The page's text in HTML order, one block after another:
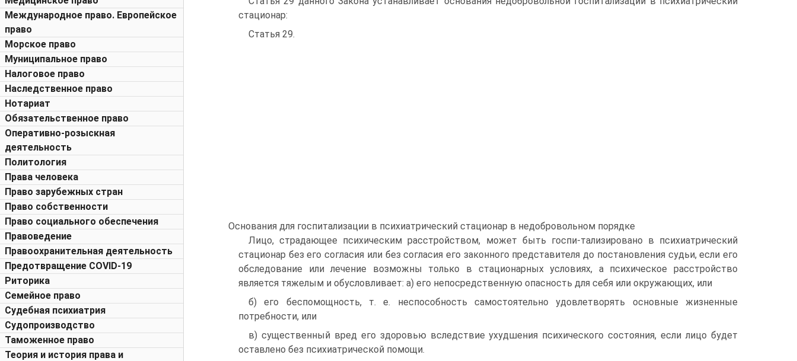
Международное право. Европейское
право
Морское право
Муниципальное право
Налоговое право
Наследственное право
Нотариат
Обязательственное право
Оперативно-розыскная
деятельность
Политология
Права человека
Право зарубежных стран
Право собственности
Право социального обеспечения
Правоведение
Правоохранительная деятельность
Предотвращение COVID-19
Риторика
Семейное право
Судебная психиатрия
Судопроизводство
Таможенное право
Теория и история права и
стационар:
Статья 29.
Основания для госпитализации в психиатрический стационар в недобровольном порядке
Лицо, страдающее психическим расстройством, может быть госпи-тализировано в психиатрический
стационар без его согласия или без согласия его законного представителя до постановления судьи, если его
обследование или лечение возможны только в стационарных условиях, а психическое расстройство
является тяжелым и обусловливает: а) его непосредственную опасность для себя или окружающих, или
б) его беспомощность, т. е. неспособность самостоятельно удовлетворять основные жизненные
потребности, или
в) существенный вред его здоровью вследствие ухудшения психического состояния, если лицо будет
оставлено без психиатрической помощи.